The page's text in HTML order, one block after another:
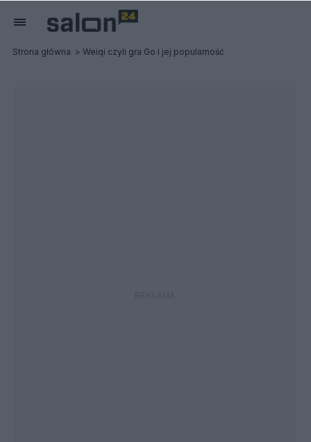
Strona główna Weiqi czyli gra Go i jej popularność